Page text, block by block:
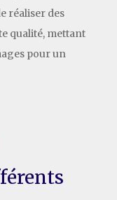
réaliser des
qualité, mettant
pour un